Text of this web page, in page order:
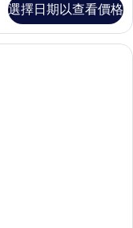
選擇日期以查看價格
羽絨被、免費迷你吧、客